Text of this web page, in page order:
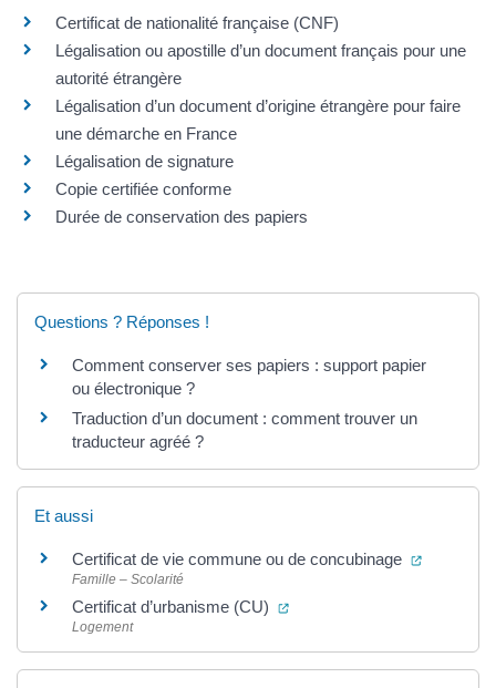
Certificat de nationalité française (CNF)
Légalisation ou apostille d’un document français pour une
autorité étrangère
Légalisation d’un document d’origine étrangère pour faire
une démarche en France
Légalisation de signature
Copie certifiée conforme
Durée de conservation des papiers
Questions ? Réponses !
Comment conserver ses papiers : support papier
ou électronique ?
Traduction d’un document : comment trouver un
traducteur agréé ?
Et aussi
Certificat de vie commune ou de concubinage
Famille – Scolarité
Certificat d’urbanisme (CU) (ouverture dans un nouvel
Logement